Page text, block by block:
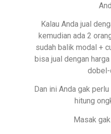
Kalau Anda jual
kemudian ada 2
sudah balik modal +
bisa jual dengan
Dan ini Anda gak
hitung
Masak